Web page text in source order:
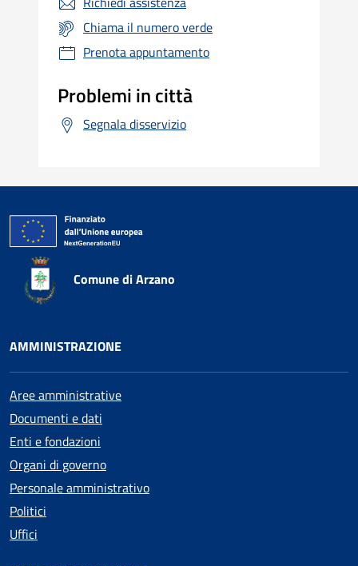
Chiama il numero verde
Prenota appuntamento
Problemi in città
Segnala disservizio
Comune di Arzano
AMMINISTRAZIONE
Aree amministrative
Documenti e dati
Enti e fondazioni
Organi di governo
Personale amministrativo
Politici
Uffici